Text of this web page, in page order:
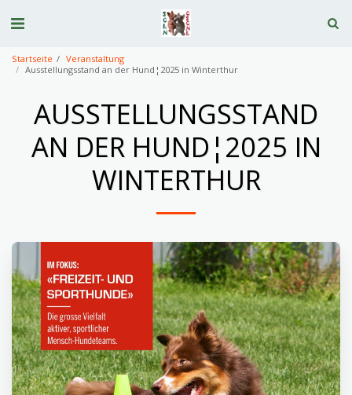
Startseite
Veranstaltung
Ausstellungsstand an der Hund¦2025 in Winterthur
AUSSTELLUNGSSTAND
AN DER HUND¦2025 IN
WINTERTHUR